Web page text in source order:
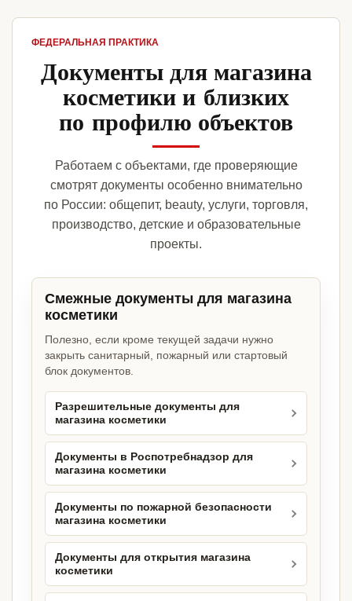
ФЕДЕРАЛЬНАЯ ПРАКТИКА
Документы для магазина
косметики и близких
по профилю объектов
Работаем с объектами, где проверяющие
смотрят документы особенно внимательно
по России: общепит, beauty, услуги, торговля,
производство, детские и образовательные
проекты.
Смежные документы для магазина
косметики
Полезно, если кроме текущей задачи нужно
закрыть санитарный, пожарный или стартовый
блок документов.
Разрешительные документы для
магазина косметики
Документы в Роспотребнадзор для
магазина косметики
Документы по пожарной безопасности
магазина косметики
Документы для открытия магазина
косметики